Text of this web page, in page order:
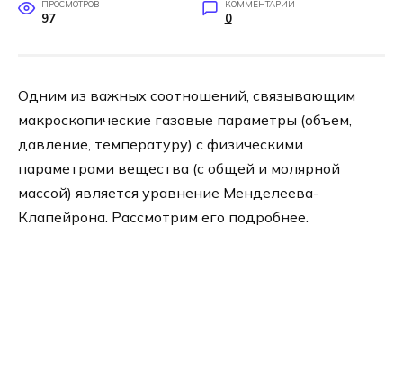
ПРОСМОТРОВ
97
КОММЕНТАРИИ
0
Одним из важных соотношений, связывающим
макроскопические газовые параметры (объем,
давление, температуру) с физическими
параметрами вещества (с общей и молярной
массой) является уравнение Менделеева-
Клапейрона. Рассмотрим его подробнее.